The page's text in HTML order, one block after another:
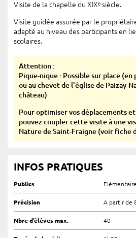
Visite de la chapelle du XIXᵉ siècle.
Visite guidée assurée par le
adapté au niveau des participants en
scolaires.
Attention :
Pique-nique : Possible sur place (en
ou au chevet de l'église de Paizay-
château)
Pour optimiser vos déplacements
pouvez coupler cette visite à une
Nature de Saint-Fraigne (voir fiche
INFOS PRATIQUES
Publics
Précision A partir de
Nbre d’élèves max. 40